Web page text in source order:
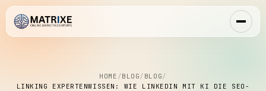
HOME /BLOG/ BLOG/
LINKING EXPERTENWISSEN: WIE LINKEDIN MIT KI DIE SEO-